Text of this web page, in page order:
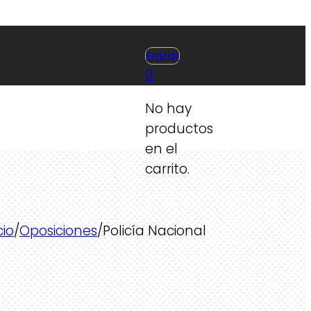
Entrar
0
No hay
productos
en el
carrito.
/Oposiciones/Policía Nacional